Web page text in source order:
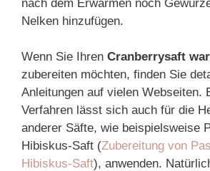
nach dem Erwärmen noch
Nelken hinzufügen.
Wenn Sie Ihren Cranberrysaft
zubereiten möchten, finden Sie
Anleitungen auf vielen Webseiten.
Verfahren lässt sich auch für die
anderer Säfte, wie beispielsweise
Hibiskus-Saft (Zubereitung von
Hibiskus-Saft), anwenden.